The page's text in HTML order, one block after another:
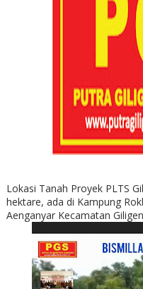
Lokasi Tanah Proyek PLTS
hektare, ada di Kampung
Aenganyar Kecamatan